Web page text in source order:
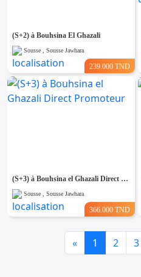
(S+2) à Bouhsina El Ghazali
Sousse , Sousse Jawhara
239.000 TND
(S+3) à Bouhsina el Ghazali Direct Promoteur
Sousse , Sousse Jawhara
366.000 TND
«Previous
1 2 3